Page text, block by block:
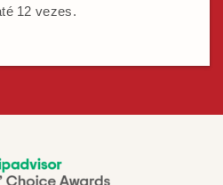
12 vezes.